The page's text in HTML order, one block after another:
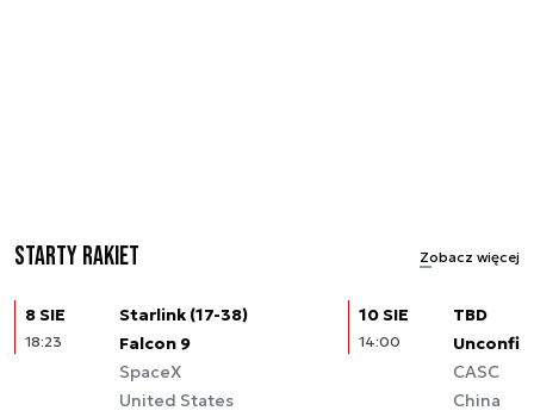
Starty rakiet Zobacz więcej
8 SIE
18:23
Starlink (17-38)
Falcon 9
SpaceX
United States
10 SIE
14:00
TBD
CASC
China